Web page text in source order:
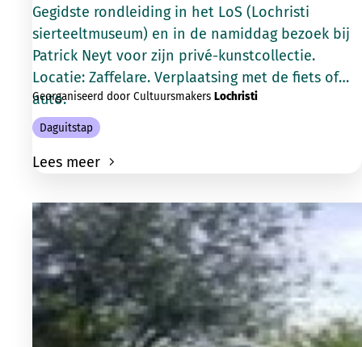
Gegidste rondleiding in het LoS (Lochristi
sierteeltmuseum) en in de namiddag bezoek bij
Patrick Neyt voor zijn privé-kunstcollectie.
Locatie: Zaffelare. Verplaatsing met de fiets of
auto.
Georganiseerd door Cultuursmakers Lochristi
Daguitstap
Lees meer